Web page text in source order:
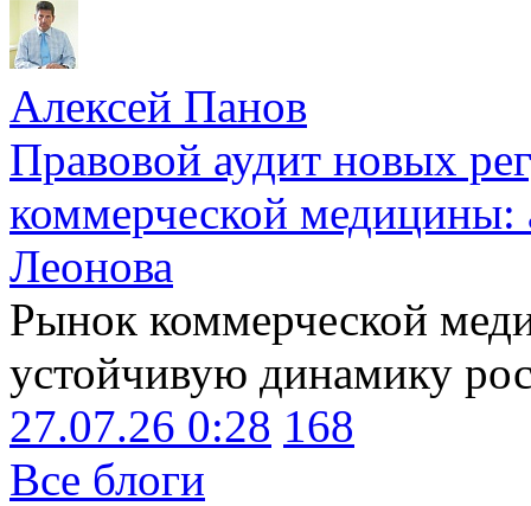
Алексей Панов
Правовой аудит новых
коммерческой медицины:
Леонова
Рынок коммерческой
устойчивую динамику
27.07.26 0:28 168
Все блоги